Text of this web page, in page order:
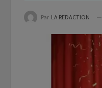
Par LA REDACTION